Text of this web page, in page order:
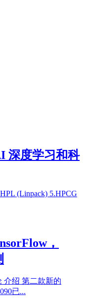
深度学习和科
(Linpack) 5.HPCG
，
介绍 第二款新的
已...